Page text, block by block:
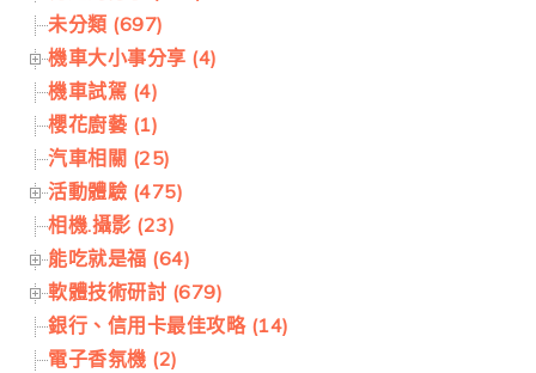
未分類 (697)
機車大小事分享 (4)
機車試駕 (4)
櫻花廚藝 (1)
汽車相關 (25)
活動體驗 (475)
相機.攝影 (23)
能吃就是福 (64)
軟體技術研討 (679)
銀行、信用卡最佳攻略 (14)
電子香氛機 (2)